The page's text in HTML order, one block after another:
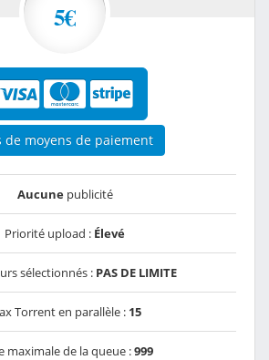
5€
de moyens de paiement
Aucunepublicité
Priorité upload : Élevé
sélectionnés : PAS DE LIMITE
Torrent en parallèle : 15
maximale de la queue :999